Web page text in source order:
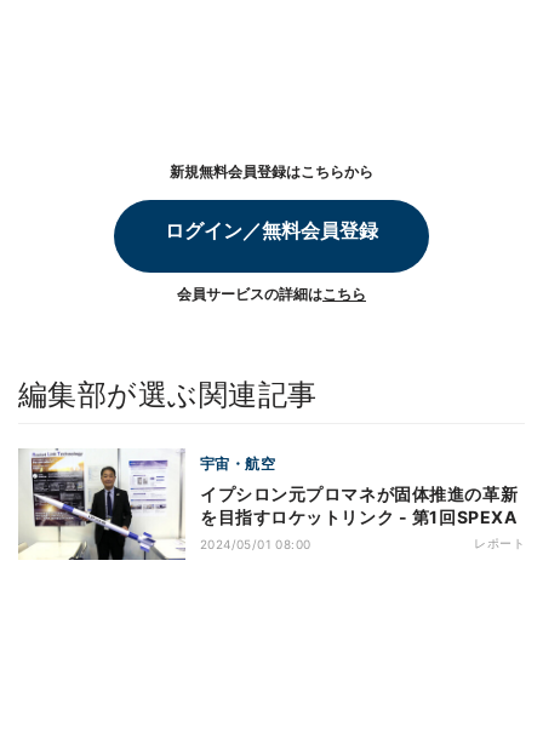
新規無料会員登録はこちらから
ログイン／無料会員登録
会員サービスの詳細はこちら
編集部が選ぶ関連記事
宇宙・航空
イプシロン元プロマネが固体推進の革新
を目指すロケットリンク - 第1回SPEXA
2024/05/01 08:00 レポート